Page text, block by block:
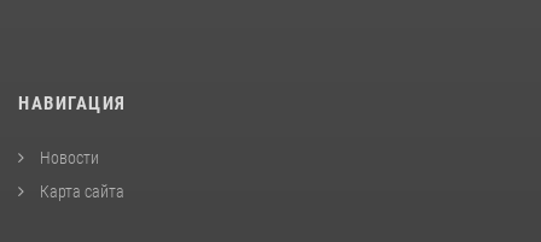
НАВИГАЦИЯ
Новости
Карта сайта